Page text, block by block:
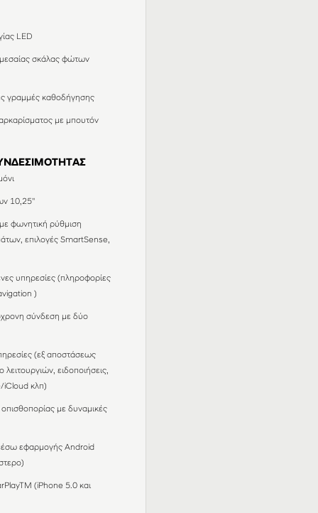
LED
σκάλας φώτων
γραμμές καθοδήγησης
με μπουτόν
10,25''
φωνητική ρύθμιση
επιλογές SmartSense,
υπηρεσίες (πληροφορίες
)
σύνδεση με δύο
(εξ αποστάσεως
ειδοποιήσεις,
iCloud κλπ)
με δυναμικές
εφαρμογής Android
(iPhone 5.0 και